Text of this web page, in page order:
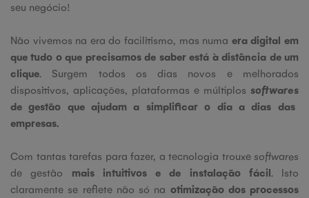
seu negócio!
Não vivemos na era do facilitismo, mas numa era digital em
que tudo o que precisamos de saber está à distância de um
clique. Surgem todos os dias novos e melhorados
dispositivos, aplicações, plataformas e múltiplos softwares
de gestão que ajudam a simplificar o dia a dias das
empresas.
Com tantas tarefas para fazer, a tecnologia trouxe softwares
de gestão mais intuitivos e de instalação fácil. Isto
claramente se reflete não só na otimização dos processos